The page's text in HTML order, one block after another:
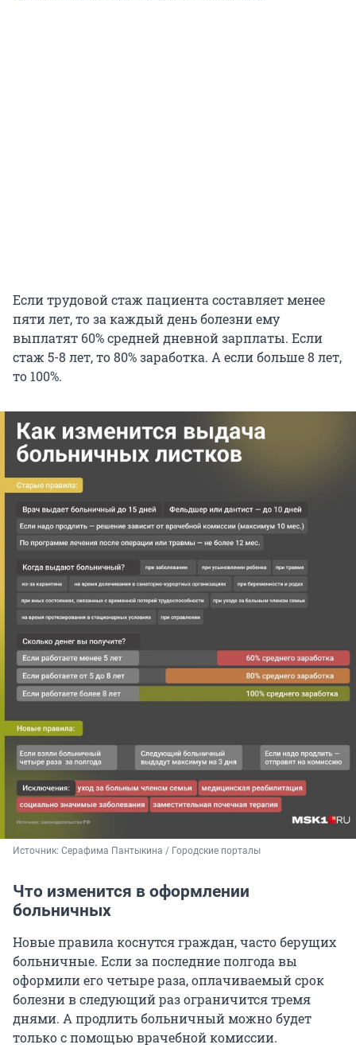
Если трудовой стаж пациента составляет менее
пяти лет, то за каждый день болезни ему
выплатят 60% средней дневной зарплаты. Если
стаж 5-8 лет, то 80% заработка. А если больше 8 лет,
то 100%.
Источник: Серафима Пантыкина / Городские порталы
Что изменится в оформлении
больничных
Новые правила коснутся граждан, часто берущих
больничные. Если за последние полгода вы
оформили его четыре раза, оплачиваемый срок
болезни в следующий раз ограничится тремя
днями. А продлить больничный можно будет
только с помощью врачебной комиссии.